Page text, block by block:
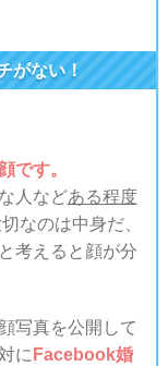
がない！
です。
人などある程度
なのは中身だ、
考えると顔が分
写真を公開して
にFacebook婚